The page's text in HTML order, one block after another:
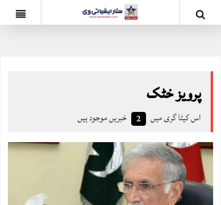
پرویز خٹک
اس کیٹا گری میں 2 خبریں موجود ہیں